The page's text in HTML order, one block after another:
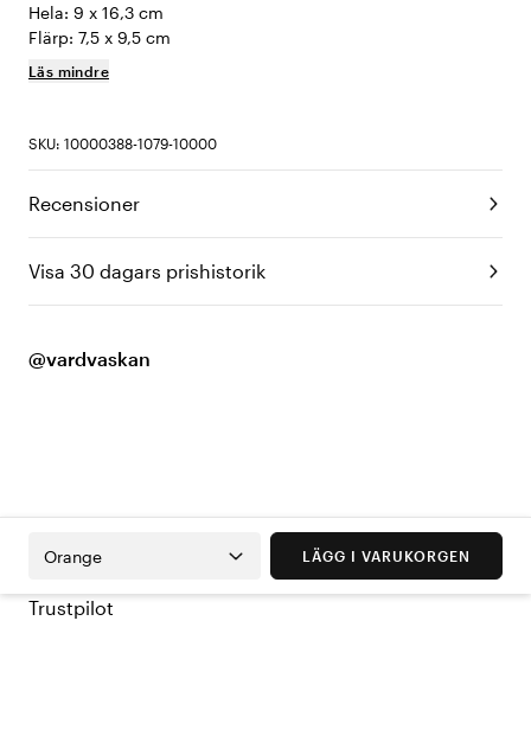
Hela: 9 x 16,3 cm
Flärp: 7,5 x 9,5 cm
Läs mindre
SKU: 10000388-1079-10000
Recensioner
Visa 30 dagars prishistorik
@vardvaskan
Orange LÄGG I VARUKORGEN
Trustpilot